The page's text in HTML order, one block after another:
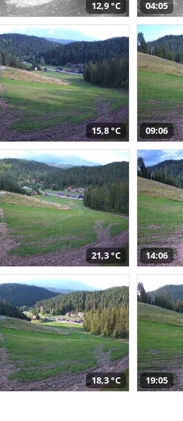
12,9 °C 04:05
15,8 °C 09:06
21,3 °C 14:06
18,3 °C 19:05